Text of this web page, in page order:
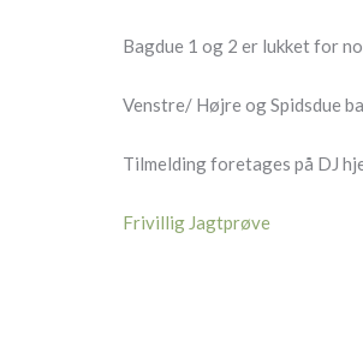
Bagdue 1 og 2 er lukket for
Venstre/ Højre og Spidsdue
Tilmelding foretages på DJ
Frivillig Jagtprøve